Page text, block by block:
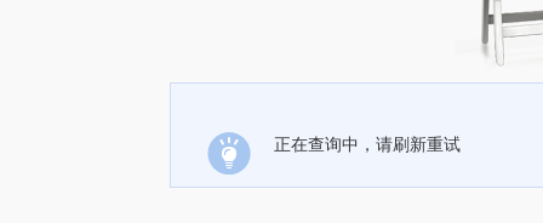
正在查询中，请刷新重试